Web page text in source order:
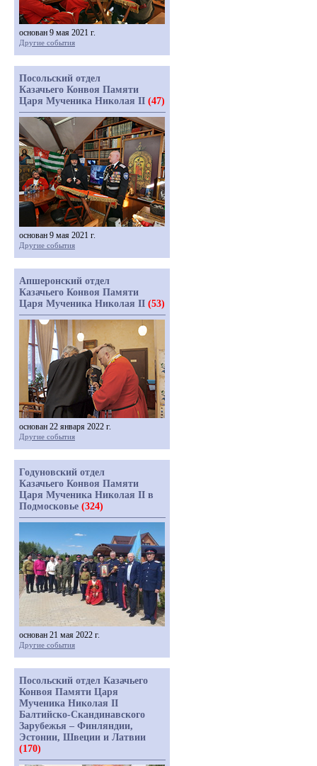
основан 9 мая 2021 г.
Другие события
Посольский отдел
Казачьего Конвоя Памяти
Царя Мученика Николая II (47)
основан 9 мая 2021 г.
Другие события
Апшеронский отдел
Казачьего Конвоя Памяти
Царя Мученика Николая II (53)
основан 22 января 2022 г.
Другие события
Годуновский отдел
Казачьего Конвоя Памяти
Царя Мученика Николая II в
Подмосковье (324)
основан 21 мая 2022 г.
Другие события
Посольский отдел Казачьего
Конвоя Памяти Царя
Мученика Николая II
Балтийско-Скандинавского
Зарубежья – Финляндии,
Эстонии, Швеции и Латвии
(170)